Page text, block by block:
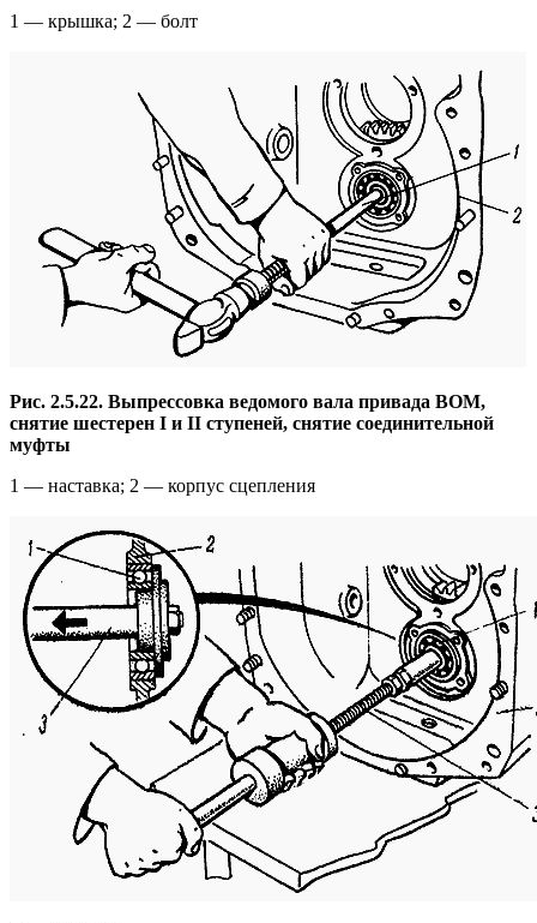
1 — крышка; 2 — болт
Рис. 2.5.22. Выпрессовка ведомого вала привада ВОМ,
снятие шестерен I и II ступеней, снятие соединительной
муфты
1 — наставка; 2 — корпус сцепления